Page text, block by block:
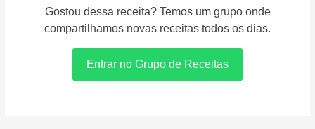
Gostou dessa receita? Temos um grupo onde
compartilhamos novas receitas todos os dias.
Entrar no Grupo de Receitas